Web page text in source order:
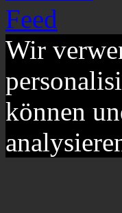
Wir
können